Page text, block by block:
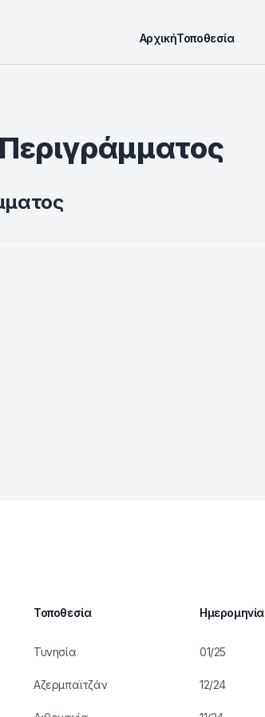
ΑρχικήΤοποθεσία
Τοποθεσία
Τυνησία
Αζερμπαϊτζάν
Ημερομηνία
01/25
12/24